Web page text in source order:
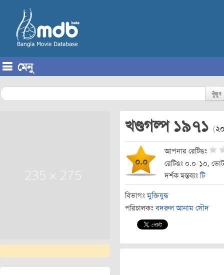
মেনু
খুঁজুন
খণ্ডগল্প ১৯৭১ (
০.০
আপনার রেটিঙঃ
রেটিঙঃ ০.০/১০,
দর্শক মন্তব্যঃটি
বিভাগঃ মুক্তিযুদ্ধ
পরিচালকঃ বদরুল আনাম সৌদ